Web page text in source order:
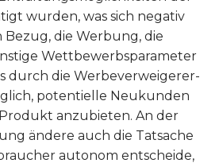
wurden, was sich negativ
Bezug, die Werbung, die
Wettbewerbsparameter
durch die Werbeverweigerer-
potentielle Neukunden
anzubieten. An der
ändere auch die Tatsache
autonom entscheide,